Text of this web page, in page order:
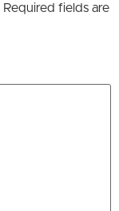
Required fields are